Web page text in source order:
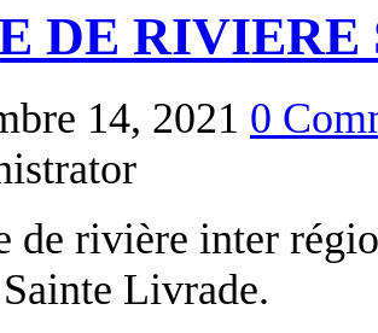
DE RIVIERE
14, 2021 0
de rivière inter
Livrade.